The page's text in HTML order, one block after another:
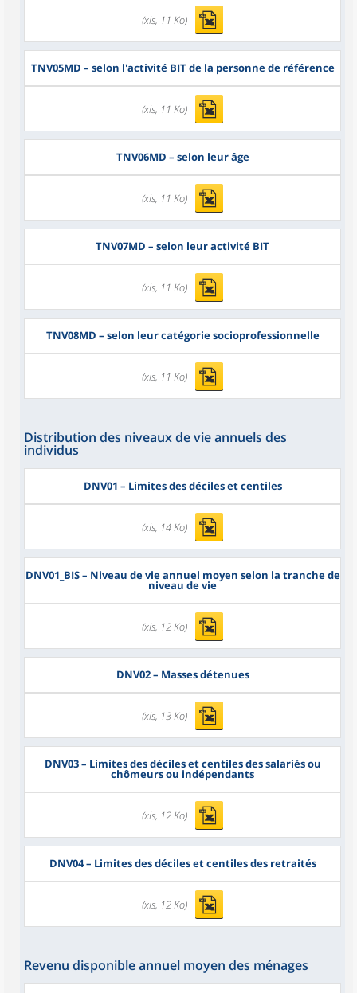
(xls, 11 Ko)
TNV05MD – selon l'activité BIT de la personne de référence
(xls, 11 Ko)
TNV06MD – selon leur âge
(xls, 11 Ko)
TNV07MD – selon leur activité BIT
(xls, 11 Ko)
TNV08MD – selon leur catégorie socioprofessionnelle
(xls, 11 Ko)
Distribution des niveaux de vie annuels des
individus
DNV01 – Limites des déciles et centiles
(xls, 14 Ko)
DNV01_BIS– Niveau de vie annuel moyen selon la tranche de
niveau de vie
(xls, 12 Ko)
DNV02– Masses détenues
(xls, 13 Ko)
DNV03– Limites des déciles et centiles des salariés ou
chômeurs ou indépendants
(xls, 12 Ko)
DNV04– Limites des déciles et centiles des retraités
(xls, 12 Ko)
Revenu disponible annuel moyen des ménages